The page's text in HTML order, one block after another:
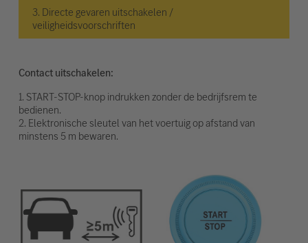
3. Directe gevaren uitschakelen /
veiligheidsvoorschriften
Contact uitschakelen:
1. START-STOP-knop indrukken zonder de bedrijfsrem te
bedienen.
2. Elektronische sleutel van het voertuig op afstand van
minstens 5 m bewaren.